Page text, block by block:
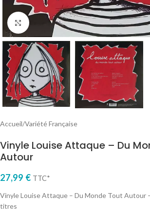
Cliquez pour agrandir
Accueil/Variété Française
Vinyle Louise Attaque – Du
Autour
27,99 € TTC*
Vinyle Louise Attaque – Du Monde Tout Autour
titres